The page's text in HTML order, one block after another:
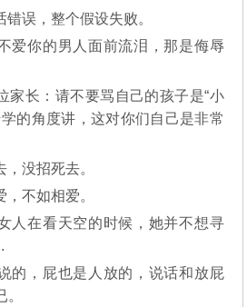
误，整个假设失败。
你的男人面前流泪，那是侮辱
长：请不要骂自己的孩子是“小
的角度讲，这对你们自己是非常
没招死去。
不如相爱。
在看天空的时候，她并不想寻
，屁也是人放的，说话和放屁